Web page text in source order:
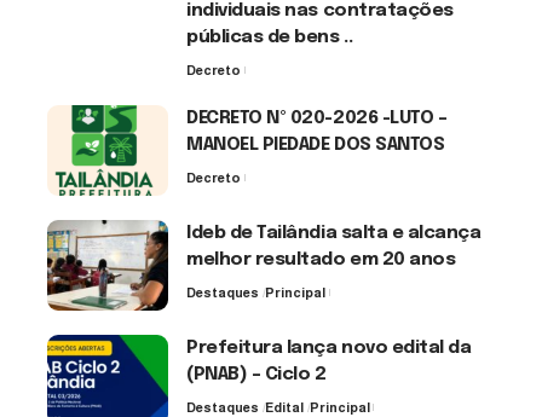
individuais nas contratações
públicas de bens ..
Decreto
DECRETO Nº 020-2026 -LUTO –
MANOEL PIEDADE DOS SANTOS
Decreto
Ideb de Tailândia salta e alcança
melhor resultado em 20 anos
Destaques Principal
Prefeitura lança novo edital da
(PNAB) – Ciclo 2
Destaques Edital Principal